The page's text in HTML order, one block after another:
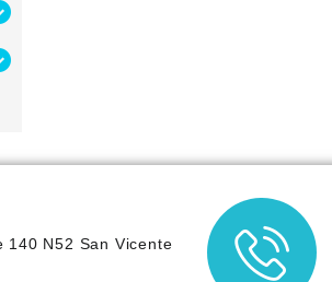
140 N52 San Vicente